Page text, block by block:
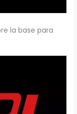
la base para